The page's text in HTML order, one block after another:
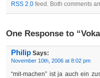
RSS 2.0 feed. Both comments
One Response to
Philip Says:
November 10th, 2006 at 8:02 pm
“mit-machen” ist ja auch ein